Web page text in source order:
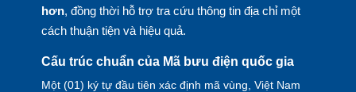
hơn, đồng thời hỗ trợ tra cứu thông tin địa chỉ một
cách thuận tiện và hiệu quả.
Cấu trúc chuẩn của Mã bưu điện quốc gia
Một (01) ký tự đầu tiên xác định mã vùng, Việt Nam